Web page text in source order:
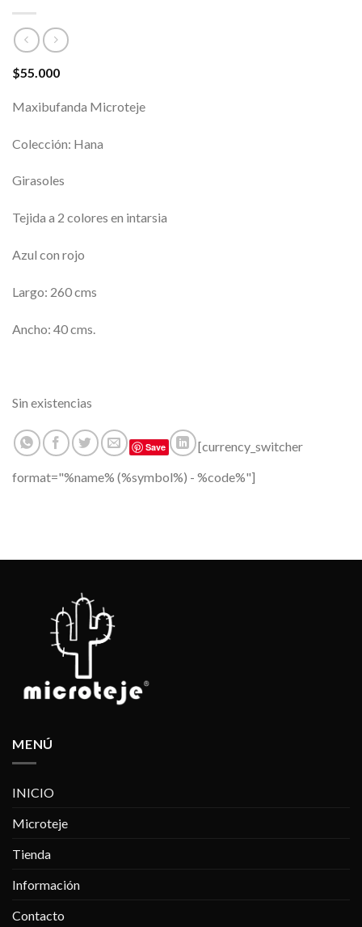
$55.000
Maxibufanda Microteje
Colección: Hana
Girasoles
Tejida a 2 colores en intarsia
Azul con rojo
Largo: 260 cms
Ancho: 40 cms.
Sin existencias
Save [currency_switcher
format="%name% (%symbol%) - %code%"]
MENÚ
INICIO
Microteje
Tienda
Información
Contacto